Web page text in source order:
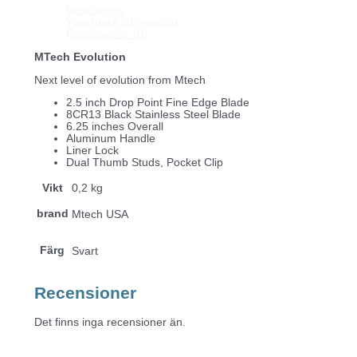
MTech Evolution
Next level of evolution from Mtech
2.5 inch Drop Point Fine Edge Blade
8CR13 Black Stainless Steel Blade
6.25 inches Overall
Aluminum Handle
Liner Lock
Dual Thumb Studs, Pocket Clip
Vikt 0,2 kg
brand Mtech USA
Färg Svart
Recensioner
Det finns inga recensioner än.